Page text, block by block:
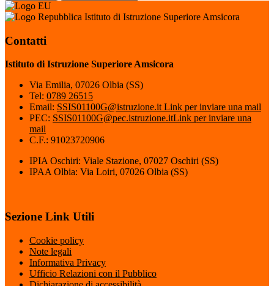
Istituto di Istruzione Superiore Amsicora
Contatti
Istituto di Istruzione Superiore Amsicora
Via Emilia, 07026 Olbia (SS)
Tel: 0789 26515
Email: SSIS01100G@istruzione.itLink per inviare una mail
PEC: SSIS01100G@pec.istruzione.itLink per inviare una
mail
C.F.: 91023720906
IPIA Oschiri: Viale Stazione, 07027 Oschiri (SS)
IPAA Olbia: Via Loiri, 07026 Olbia (SS)
Sezione Link Utili
Cookie policy
Note legali
Informativa Privacy
Ufficio Relazioni con il Pubblico